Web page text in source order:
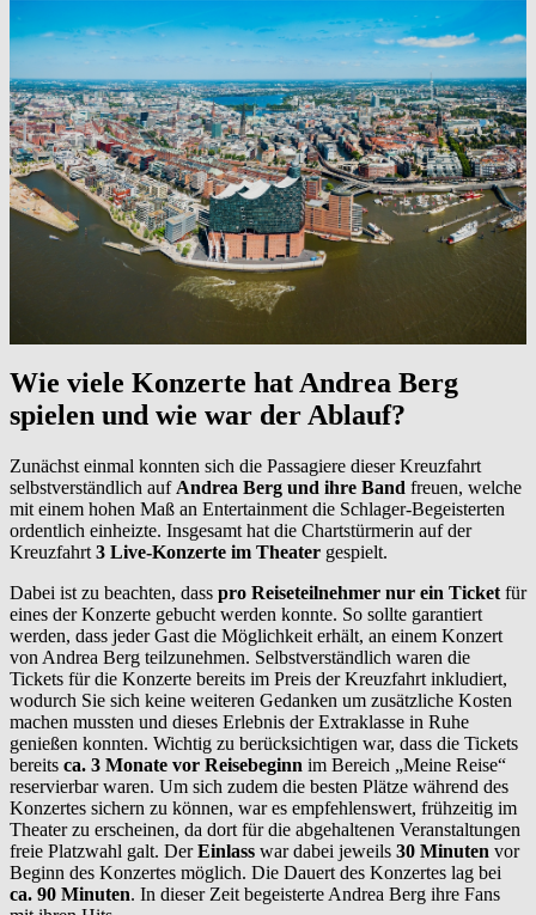
Wie viele Konzerte hat Andrea Berg
spielen und wie war der Ablauf?
Zunächst einmal konnten sich die Passagiere dieser Kreuzfahrt
selbstverständlich auf Andrea Berg und ihre Band freuen, welche
mit einem hohen Maß an Entertainment die Schlager-Begeisterten
ordentlich einheizte. Insgesamt hat die Chartstürmerin auf der
Kreuzfahrt 3 Live-Konzerte im Theater gespielt.
Dabei ist zu beachten, dass pro Reiseteilnehmer nur ein Ticket für
eines der Konzerte gebucht werden konnte. So sollte garantiert
werden, dass jeder Gast die Möglichkeit erhält, an einem Konzert
von Andrea Berg teilzunehmen. Selbstverständlich waren die
Tickets für die Konzerte bereits im Preis der Kreuzfahrt inkludiert,
wodurch Sie sich keine weiteren Gedanken um zusätzliche Kosten
machen mussten und dieses Erlebnis der Extraklasse in Ruhe
genießen konnten. Wichtig zu berücksichtigen war, dass die Tickets
bereits ca. 3 Monate vor Reisebeginn im Bereich „Meine Reise“
reservierbar waren. Um sich zudem die besten Plätze während des
Konzertes sichern zu können, war es empfehlenswert, frühzeitig im
Theater zu erscheinen, da dort für die abgehaltenen Veranstaltungen
freie Platzwahl galt. DerEinlass war dabei jeweils 30 Minuten vor
Beginn des Konzertes möglich. Die Dauert des Konzertes lag bei
ca. 90 Minuten. In dieser Zeit begeisterte Andrea Berg ihre Fans